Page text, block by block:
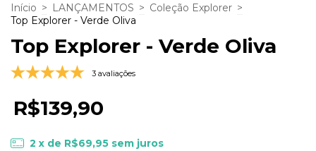
Início > LANÇAMENTOS > Coleção Explorer >
Top Explorer - Verde Oliva
Top Explorer - Verde Oliva
3 avaliações
R$139,90
2 x de R$69,95 sem juros